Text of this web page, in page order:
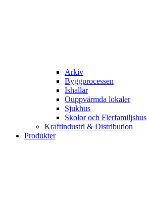
Arkiv
Byggprocessen
Ishallar
Ouppvärmda lokaler
Sjukhus
Skolor och Flerfamiljshus
Kraftindustri & Distribution
Produkter